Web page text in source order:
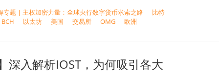
专题 | 主权加密力量：全球央行数字货币求索之路
比特
BCH
以太坊 美国 交易所 OMG 欧洲
深入解析IOST，为何吸引各大